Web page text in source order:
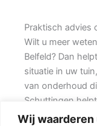
Wij
Praktisch advies
Wilt u meer
Belfeld? Dan
situatie in uw
van onderhoud
Schuttingen
en denkt mee